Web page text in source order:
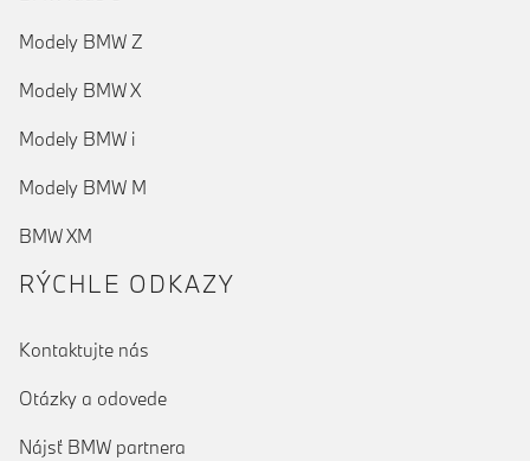
Modely BMW Z
Modely BMW X
Modely BMW i
Modely BMW M
BMW XM
RÝCHLE ODKAZY
Kontaktujte nás
Otázky a odovede
Nájsť BMW partnera